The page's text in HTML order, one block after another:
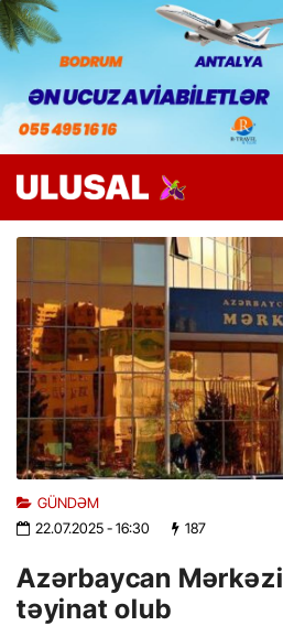
GÜNDƏM
22.07.2025- 16:30 187
Azərbaycan
təyinat olub